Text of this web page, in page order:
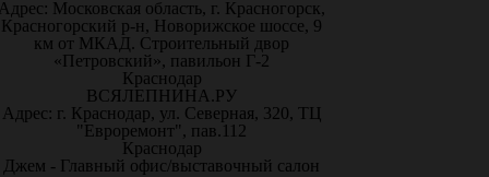
Московская область, г. Красногорск,
Красногорский р-н, Новорижское шоссе, 9
км от МКАД. Строительный двор
«Петровский», павильон Г-2
Краснодар
ВСЯЛЕПНИНА.РУ
Адрес: г. Краснодар, ул. Северная, 320, ТЦ
"Евроремонт", пав.112
Краснодар
Джем - Главный офис/выставочный салон